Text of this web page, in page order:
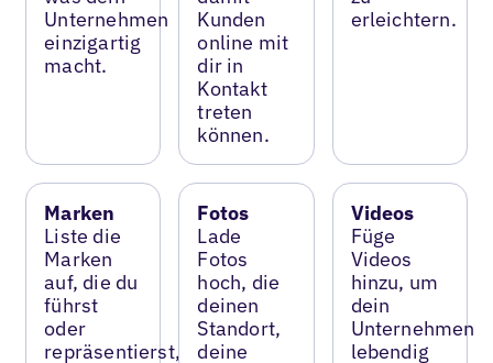
Unternehmen
einzigartig
macht.
Kunden
online mit
dir in
Kontakt
treten
können.
erleichtern.
Marken
Liste die
Marken
auf, die du
führst
oder
repräsentierst,
Fotos
Lade
Fotos
hoch, die
deinen
Standort,
deine
Videos
Füge
Videos
hinzu, um
dein
Unternehmen
lebendig